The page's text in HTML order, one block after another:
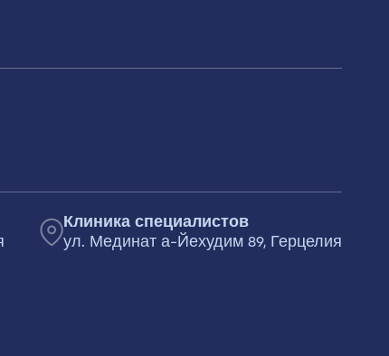
Клиника специалистов
ул. Мединат а-Йехудим 89, Герцелия